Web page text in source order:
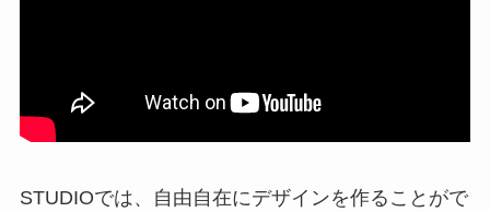
STUDIOでは、自由自在にデザインを作ることがで